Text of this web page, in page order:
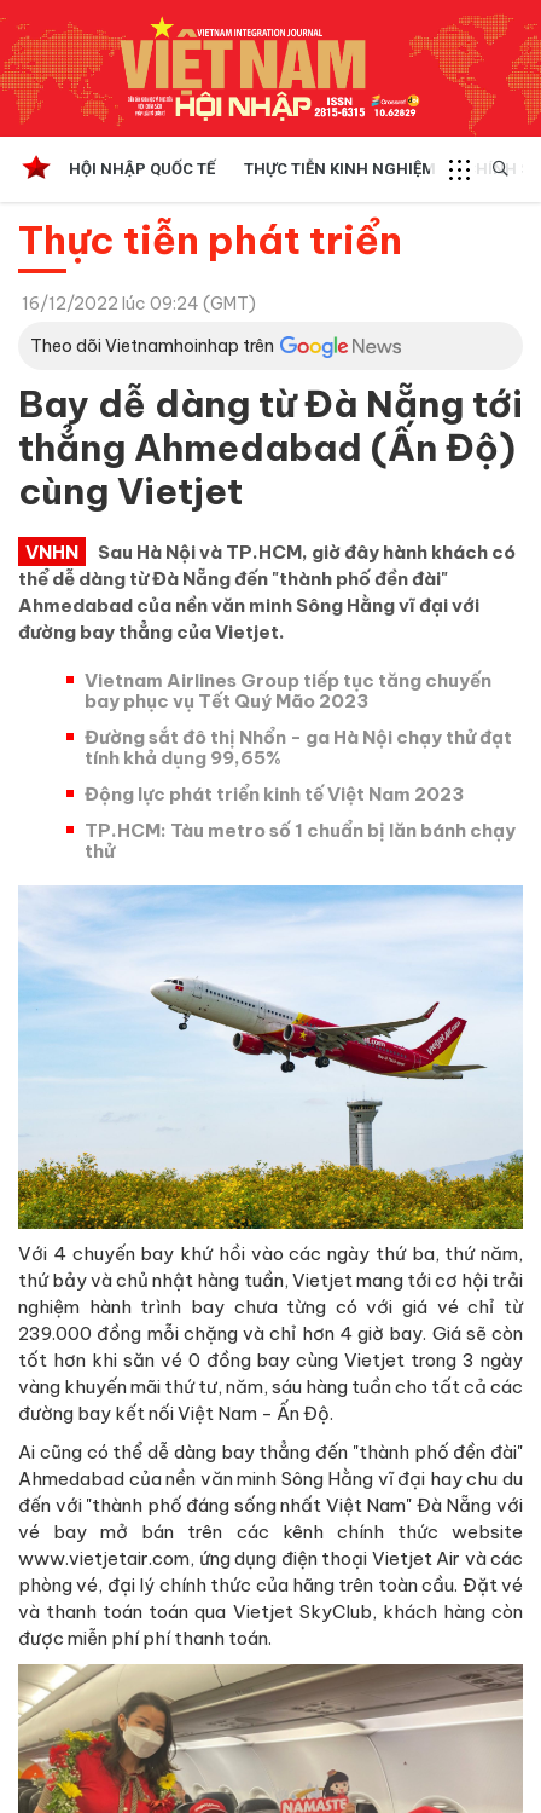
HỘI NHẬP QUỐC TẾ THỰC TIỄN KINH NGHIỆM CHÍNH
Thực tiễn phát triển
16/12/2022 lúc 09:24 (GMT)
Theo dõi Vietnamhoinhap trên
Bay dễ dàng từ Đà Nẵng tới
thẳng Ahmedabad (Ấn Độ)
cùng Vietjet
VNHN
Sau Hà Nội và TP.HCM, giờ đây hành khách có
thể dễ dàng từ Đà Nẵng đến "thành phố đền đài"
Ahmedabad của nền văn minh Sông Hằng vĩ đại với
đường bay thẳng của Vietjet.
Vietnam Airlines Group tiếp tục tăng chuyến
bay phục vụ Tết Quý Mão 2023
Đường sắt đô thị Nhổn - ga Hà Nội chạy thử đạt
tính khả dụng 99,65%
Động lực phát triển kinh tế Việt Nam 2023
TP.HCM: Tàu metro số 1 chuẩn bị lăn bánh chạy
thử
Với 4 chuyến bay khứ hồi vào các ngày thứ ba, thứ năm,
thứ bảy và chủ nhật hàng tuần, Vietjet mang tới cơ hội trải
nghiệm hành trình bay chưa từng có với giá vé chỉ từ
239.000 đồng mỗi chặng và chỉ hơn 4 giờ bay. Giá sẽ còn
tốt hơn khi săn vé 0 đồng bay cùng Vietjet trong 3 ngày
vàng khuyến mãi thứ tư, năm, sáu hàng tuần cho tất cả các
đường bay kết nối Việt Nam - Ấn Độ.
Ai cũng có thể dễ dàng bay thẳng đến "thành phố đền đài"
Ahmedabad của nền văn minh Sông Hằng vĩ đại hay chu du
đến với "thành phố đáng sống nhất Việt Nam" Đà Nẵng với
vé bay mở bán trên các kênh chính thức website
www.vietjetair.com, ứng dụng điện thoại Vietjet Air và các
phòng vé, đại lý chính thức của hãng trên toàn cầu. Đặt vé
và thanh toán toán qua Vietjet SkyClub, khách hàng còn
được miễn phí phí thanh toán.